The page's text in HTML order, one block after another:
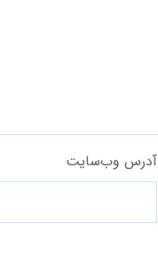
آدرس وب‌سایت